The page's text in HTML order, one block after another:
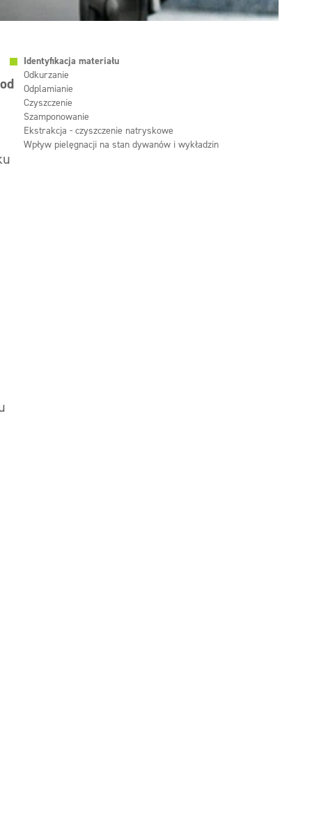
Identyfikacja materiału
Odkurzanie
Odplamianie
Czyszczenie
Szamponowanie
Ekstrakcja - czyszczenie natryskowe
Wpływ pielęgnacji na stan dywanów i wykładzin